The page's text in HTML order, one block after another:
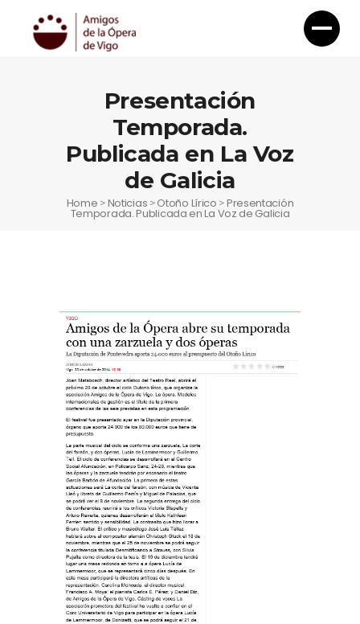
Presentación
Temporada.
Publicada en La Voz
de Galicia
Home >Noticias >Otoño Lírico >Presentación
Temporada. Publicada en La Voz de Galicia